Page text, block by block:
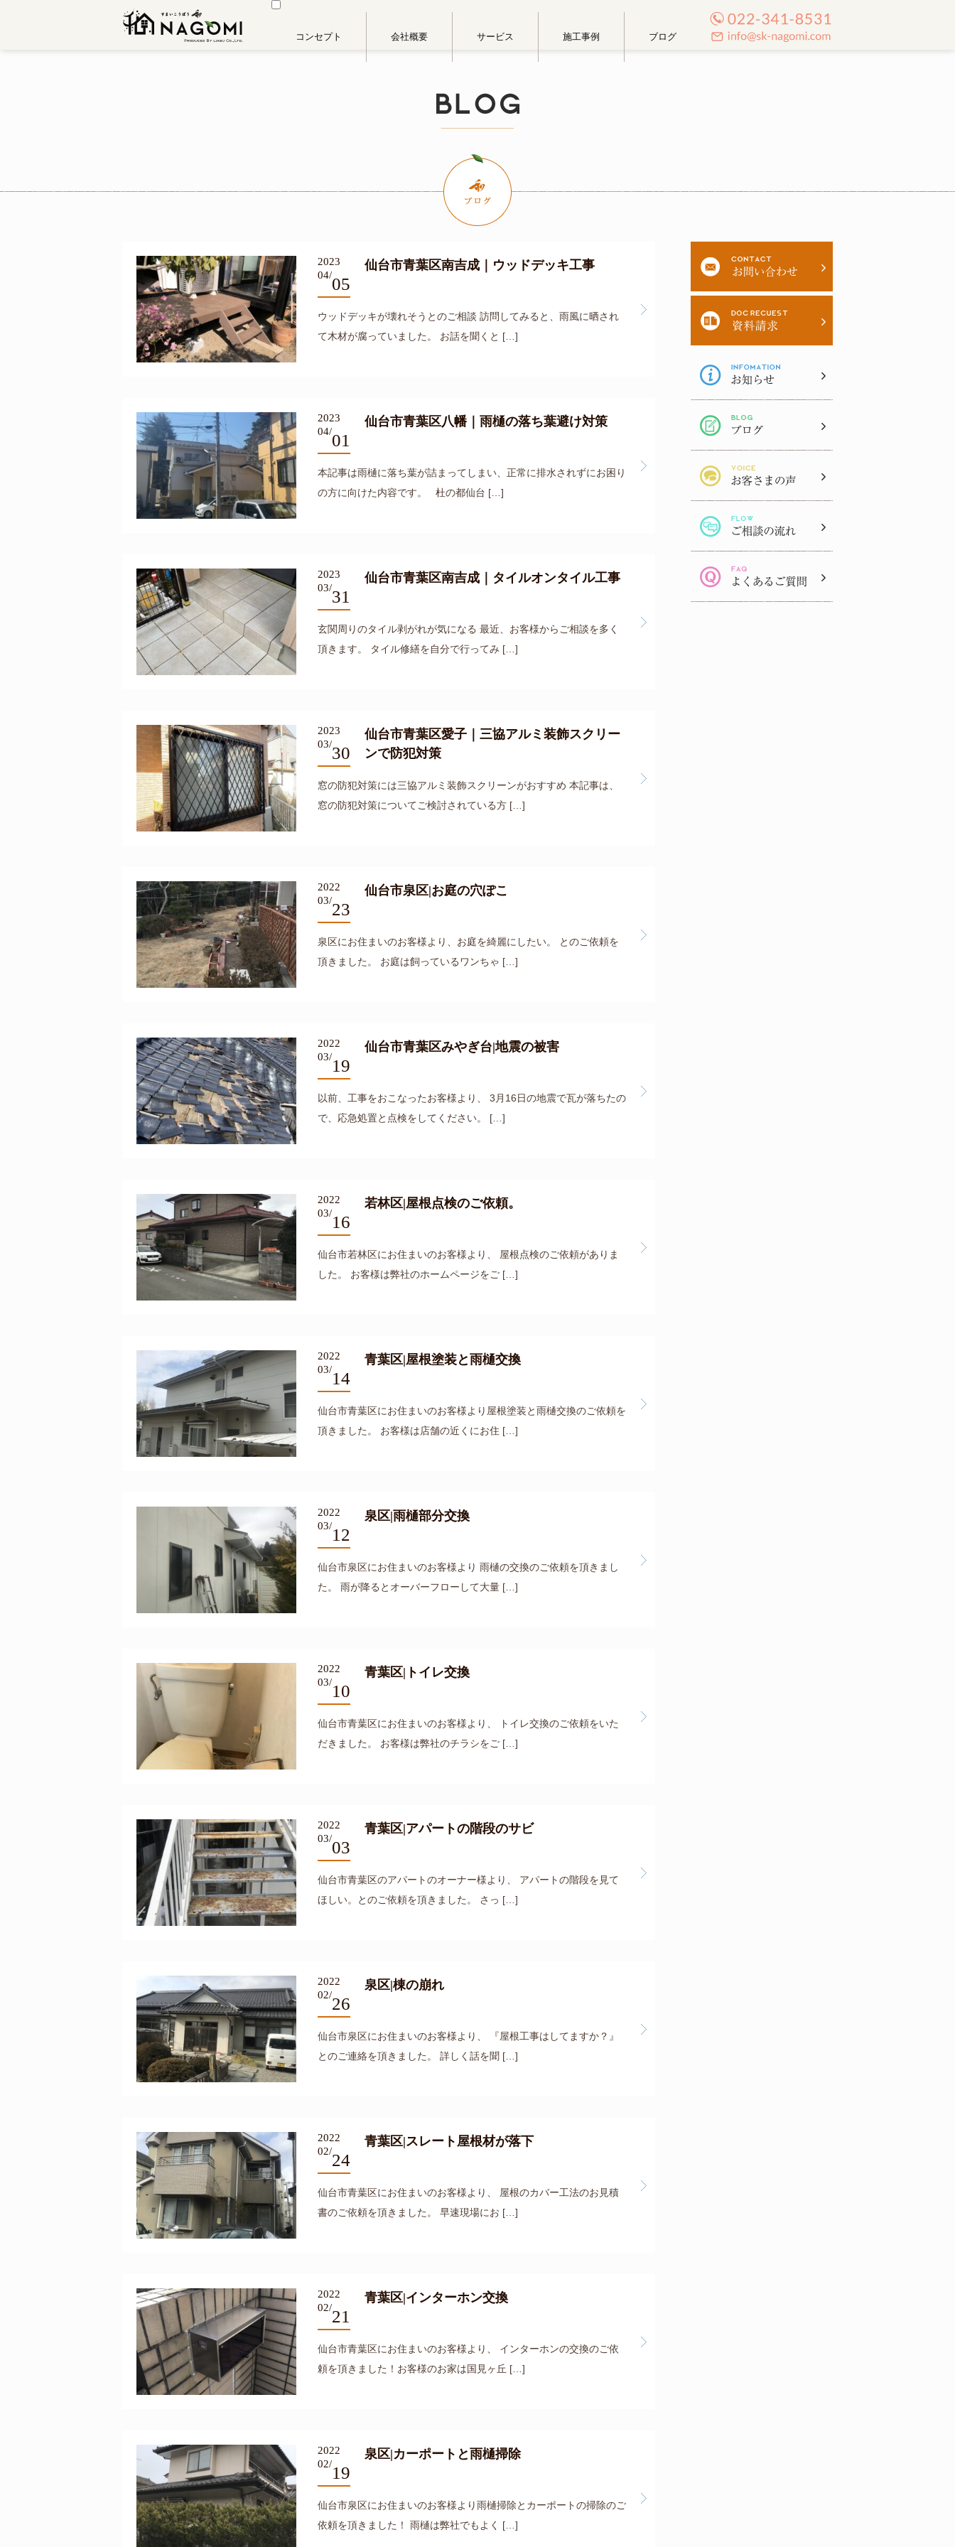
住まい工房 和
コンセプト 会社概要 サービス 施工事例 ブログ
2023
04/05
仙台市青葉区南吉成｜ウッドデッキ工事
ウッドデッキが壊れそうとのご相談 訪問してみると、雨風に晒され
て木材が腐っていました。 お話を聞くと […]
2023
04/01
仙台市青葉区八幡｜雨樋の落ち葉避け対策
本記事は雨樋に落ち葉が詰まってしまい、正常に排水されずにお困り
の方に向けた内容です。 杜の都仙台 […]
2023
03/31
仙台市青葉区南吉成｜タイルオンタイル工事
玄関周りのタイル剥がれが気になる 最近、お客様からご相談を多く
頂きます。 タイル修繕を自分で行ってみ […]
2023
03/30
仙台市青葉区愛子｜三協アルミ装飾スクリー
ンで防犯対策
窓の防犯対策には三協アルミ装飾スクリーンがおすすめ 本記事は、
窓の防犯対策についてご検討されている方 […]
2022
03/23
仙台市泉区|お庭の穴ぽこ
泉区にお住まいのお客様より、お庭を綺麗にしたい。 とのご依頼を
頂きました。 お庭は飼っているワンちゃ […]
2022
03/19
仙台市青葉区みやぎ台|地震の被害
以前、工事をおこなったお客様より、 3月16日の地震で瓦が落ちたの
で、応急処置と点検をしてください。 […]
2022
03/16
若林区|屋根点検のご依頼。
仙台市若林区にお住まいのお客様より、 屋根点検のご依頼がありま
した。 お客様は弊社のホームページをご […]
2022
03/14
青葉区|屋根塗装と雨樋交換
仙台市青葉区にお住まいのお客様より屋根塗装と雨樋交換のご依頼を
頂きました。 お客様は店舗の近くにお住 […]
2022
03/12
泉区|雨樋部分交換
仙台市泉区にお住まいのお客様より 雨樋の交換のご依頼を頂きまし
た。 雨が降るとオーバーフローして大量 […]
2022
03/10
青葉区|トイレ交換
仙台市青葉区にお住まいのお客様より、 トイレ交換のご依頼をいた
だきました。 お客様は弊社のチラシをご […]
2022
03/03
青葉区|アパートの階段のサビ
仙台市青葉区のアパートのオーナー様より、 アパートの階段を見て
ほしい。とのご依頼を頂きました。 さっ […]
2022
02/26
泉区|棟の崩れ
仙台市泉区にお住まいのお客様より、 『屋根工事はしてますか？』
とのご連絡を頂きました。 詳しく話を聞 […]
2022
02/24
青葉区|スレート屋根材が落下
仙台市青葉区にお住まいのお客様より、 屋根のカバー工法のお見積
書のご依頼を頂きました。 早速現場にお […]
2022
02/21
青葉区|インターホン交換
仙台市青葉区にお住まいのお客様より、 インターホンの交換のご依
頼を頂きました！お客様のお家は国見ヶ丘 […]
2022
02/19
泉区|カーポートと雨樋掃除
仙台市泉区にお住まいのお客様より雨樋掃除とカーポートの掃除のご
依頼を頂きました！ 雨樋は弊社でもよく […]